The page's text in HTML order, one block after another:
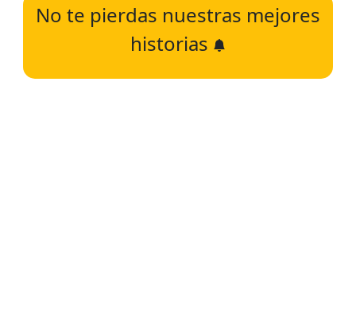
No te pierdas nuestras mejores
historias